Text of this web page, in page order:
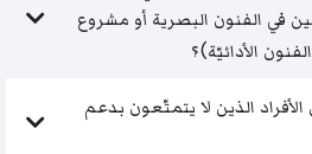
في الفنون البصرية أو مشروع
الأدائيّة)؟
الذين لا يتمتّعون بدعم